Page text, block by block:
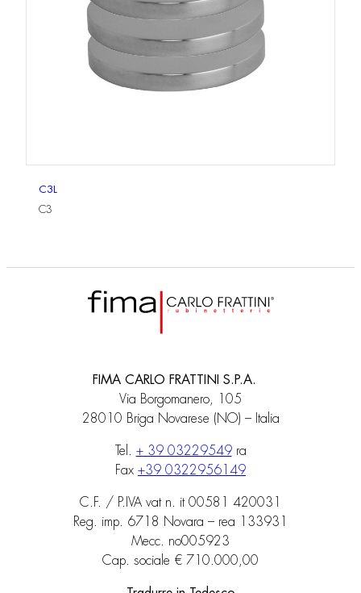
C3L
C3
FIMA CARLO FRATTINI S.P.A.
Via Borgomanero, 105
28010 Briga Novarese (NO) – Italia
Tel. + 39 03229549ra
Fax +39 0322956149
C.F. / P.IVA vat n. it 00581 420031
Reg. imp. 6718 Novara – rea 133931
Mecc. no005923
Cap. sociale € 710.000,00